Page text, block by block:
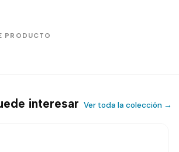
PRODUCTO
interesar Ver toda la colección →